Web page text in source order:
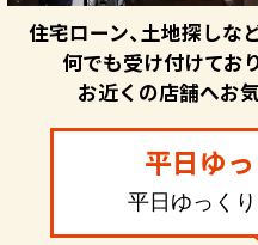
住宅ローン、土地探しな
何でも受け付けてお
お近くの店舗へお
平日ゆ
平日ゆっく